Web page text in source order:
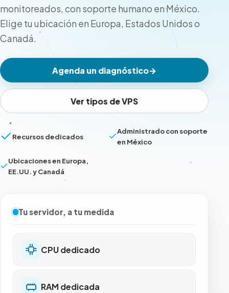
monitoreados, con soporte humano en México.
Elige tu ubicación en Europa, Estados Unidos o
Canadá.
Agenda un diagnóstico→
Ver tipos de VPS
Recursos dedicados
Administrado con soporte
en México
Ubicaciones en Europa,
EE.UU. y Canadá
Tu servidor, a tu medida
CPU dedicado
RAM dedicada